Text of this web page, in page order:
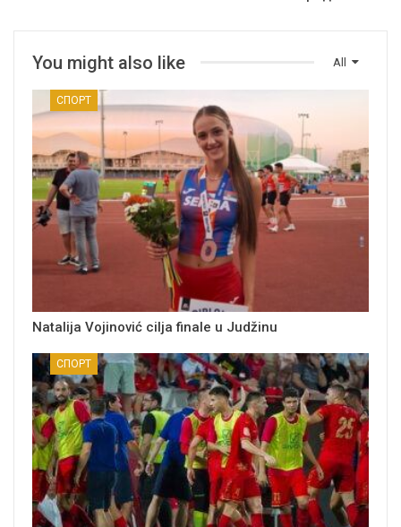
All
You might also like
СПОРТ
Natalija Vojinović cilja finale u Judžinu
СПОРТ